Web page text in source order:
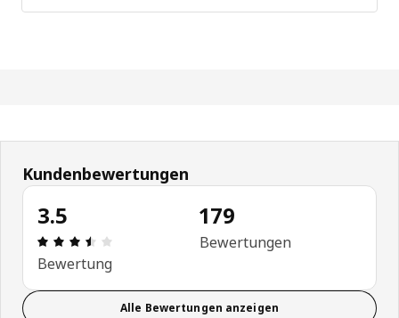
Kundenbewertungen
3.5
Bewertung: 3.5 von 5 Sterne Alle Bewertungen:
Bewertung
179
Bewertungen
Alle Bewertungen anzeigen